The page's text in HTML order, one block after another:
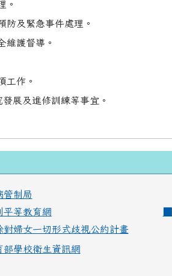
。
防及緊急事件處理。
維護督導。
工作。
展及進修訓練等事宜。
管制局
平等教育網
對婦女一切形式歧視公約計畫
部學校衛生資訊網